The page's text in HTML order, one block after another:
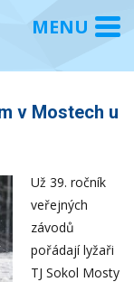
v Mostech u
Už 39. ročník
veřejných
závodů
pořádají lyžaři
TJ Sokol Mosty